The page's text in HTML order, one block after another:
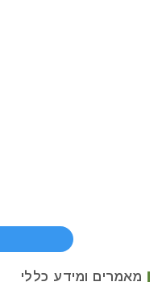
מאמרים ומידע כללי